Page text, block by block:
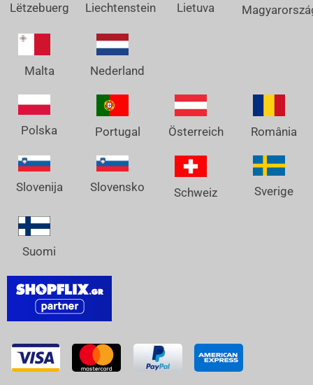
Lëtzebuerg Liechtenstein Lietuva
Malta Nederland
Polska Portugal Österreich România
Slovenija Slovensko Schweiz Sverige
Suomi